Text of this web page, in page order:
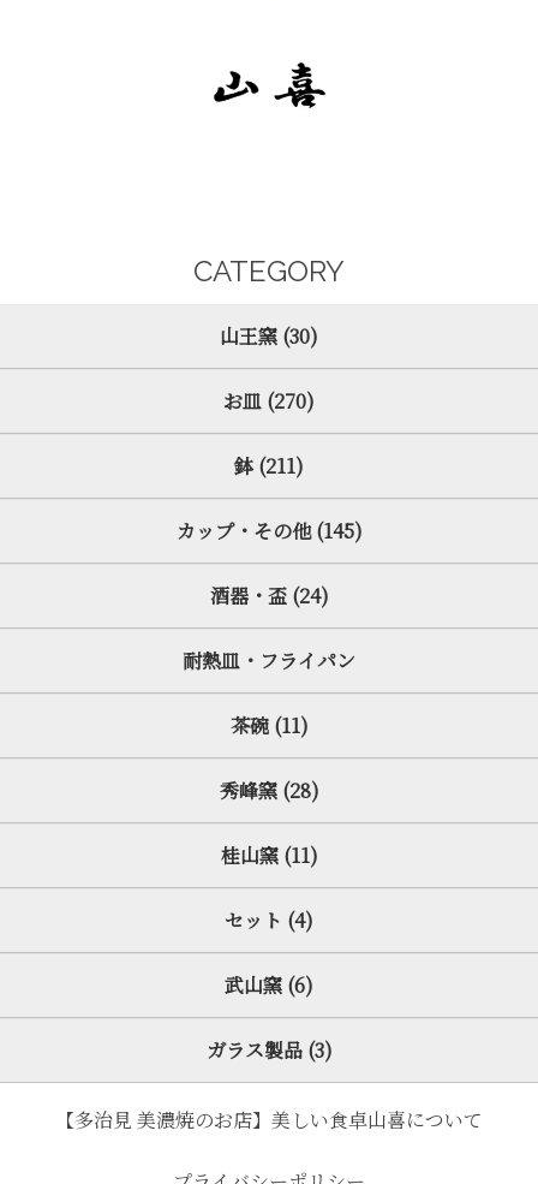
CATEGORY
山王窯 (30)
お皿 (270)
鉢 (211)
カップ・その他 (145)
酒器・盃 (24)
耐熱皿・フライパン
茶碗 (11)
秀峰窯 (28)
桂山窯 (11)
セット (4)
武山窯 (6)
ガラス製品 (3)
【多治見 美濃焼のお店】美しい食卓山喜について